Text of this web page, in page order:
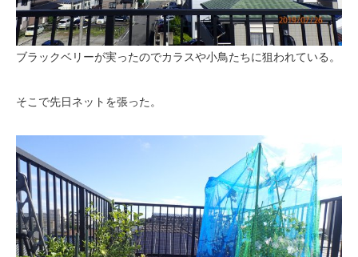
ブラックベリーが実ったのでカラスや小鳥たちに狙われている。
そこで先日ネットを張った。